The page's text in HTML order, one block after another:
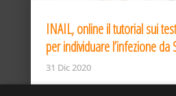
INAIL, online il tutorial sui
per individuare l’infezione da
31 Dic 2020